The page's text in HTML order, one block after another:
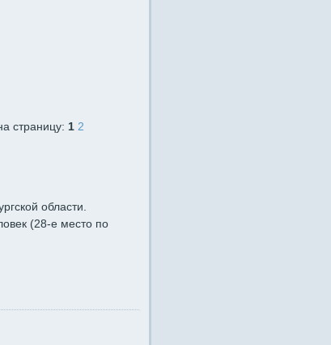
страницу: 1 2
области.
(28-е место по